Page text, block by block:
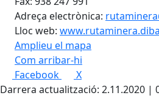
Adreça electrònica:
Lloc web:
Amplieu el mapa
Com arribar-hi
+
Facebook
X
Darrera actualització: 2.11.2020 |